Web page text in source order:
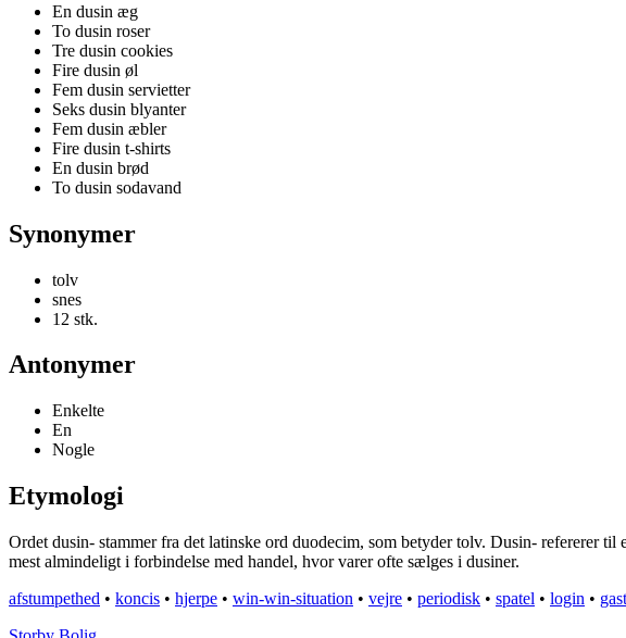
En dusin æg
To dusin roser
Tre dusin cookies
Fire dusin øl
Fem dusin servietter
Seks dusin blyanter
Fem dusin æbler
Fire dusin t-shirts
En dusin brød
To dusin sodavand
Synonymer
tolv
snes
12 stk.
Antonymer
Enkelte
En
Nogle
Etymologi
Ordet dusin- stammer fra det latinske ord duodecim, som betyder tolv. Dusin- refererer
mest almindeligt i forbindelse med handel, hvor varer ofte sælges i dusiner.
afstumpethed • koncis • hjerpe • win-win-situation • vejre • periodisk • spatel • login •